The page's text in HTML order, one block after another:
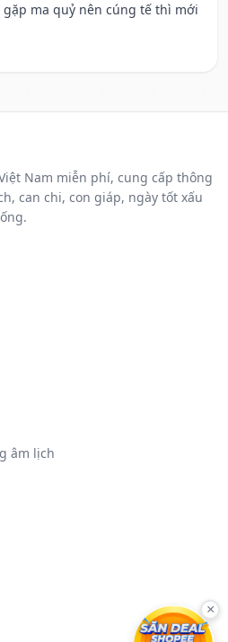
ma quỷ nên cúng tế thì mới
Nam miễn phí, cung cấp thông
can chi, con giáp, ngày tốt xấu
âm lịch
×